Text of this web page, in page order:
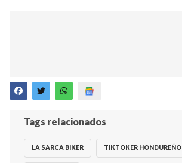
Tags relacionados
LA SARCA BIKER TIKTOKER HONDUREÑO